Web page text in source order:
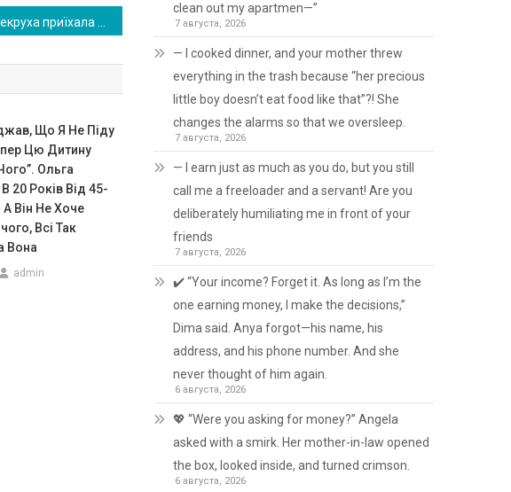
Що Я Не Піду
Цю Дитину
Ольга
20 Років Від 45-
А Він Не Хoче
Вcі Так
Вона
admin
clean out my apartmen—”
7 августа, 2026
— I cooked dinner, and your mother threw
everything in the trash because “her precious
little boy doesn’t eat food like that”?! She
changes the alarms so that we oversleep.
7 августа, 2026
— I earn just as much as you do, but you still
call me a freeloader and a servant! Are you
deliberately humiliating me in front of your
friends
7 августа, 2026
✔️ “Your income? Forget it. As long as I’m the
one earning money, I make the decisions,”
Dima said. Anya forgot—his name, his
address, and his phone number. And she
never thought of him again.
6 августа, 2026
💖 “Were you asking for money?” Angela
asked with a smirk. Her mother-in-law opened
the box, looked inside, and turned crimson.
6 августа, 2026